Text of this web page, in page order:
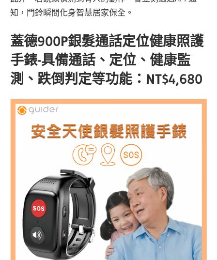
知，門鈴瞬間化身智慧居家保全。
蓋德900P銀髮通話定位健康照護
手錶-具備通話、定位、健康監
測、跌倒判定等功能：NT$4,680